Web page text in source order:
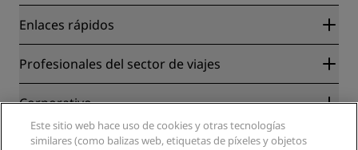
Enlaces rápidos
Radisson Rewards
Blog
Nuevos hoteles y próximas aperturas
Profesionales del sector de viajes
Colaboradores
Corporativo
Radisson Hotel Group
Información legal
Este sitio web hace uso de cookies y otras tecnologías
similares (como balizas web, etiquetas de píxeles y objetos